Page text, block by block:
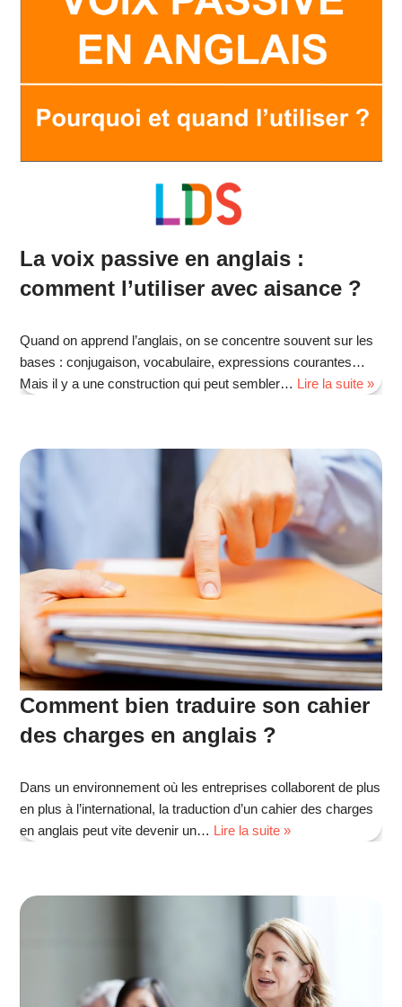
La voix passive en anglais :
comment l’utiliser avec aisance ?
Quand on apprend l’anglais, on se concentre souvent sur les
bases : conjugaison, vocabulaire, expressions courantes…
Mais il y a une construction qui peut sembler… Lire la suite »
Comment bien traduire son cahier
des charges en anglais ?
Dans un environnement où les entreprises collaborent de plus
en plus à l’international, la traduction d’un cahier des charges
en anglais peut vite devenir un… Lire la suite »